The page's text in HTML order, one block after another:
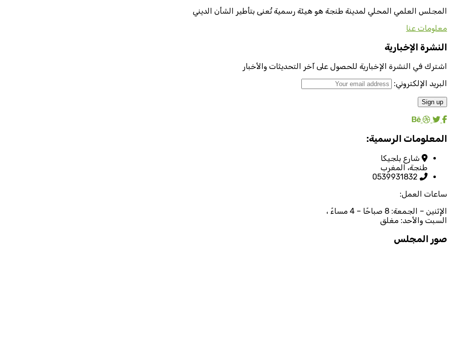
المجلس العلمي المحلي لمدينة طنجة هو هيئة رسمية تُعنى بتأطير الشأن الديني
معلومات عنا
النشرة الإخبارية
اشترك في النشرة الإخبارية للحصول على آخر التحديثات والأخبار
البريد الإلكتروني:
المعلومات الرسمية:
شارع بلجيكا
طنجة، المغرب
0539931832
ساعات العمل:
الإثنين – الجمعة: 8 صباحًا – 4 مساءً ،
السبت والأحد: مغلق
صور المجلس